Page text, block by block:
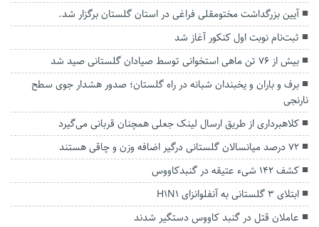
آیین بزرگداشت مختومقلی فراغی در استان گلستان برگزار شد.
ثبت‌نام نوبت اول کنکور آغاز شد
بیش از ۷۶ تن ماهی استخوانی توسط صیادان گلستانی صید شد
برف و باران و یخبندان شبانه در راه گلستان؛ صدور هشدار جوی سطح
نارنجی
کلاهبرداری از طریق ارسال لینک جعلی همچنان قربانی می‌گیرد
۷۲ درصد میانسالان گلستانی درگیر اضافه وزن و چاقی هستند
کشف ۱۴۲ شیء عتیقه در گنبدکاووس
ابتلای ۳ گلستانی به آنفلوانزای H1N1
عاملان قتل در گنبد کاووس دستگیر شدند